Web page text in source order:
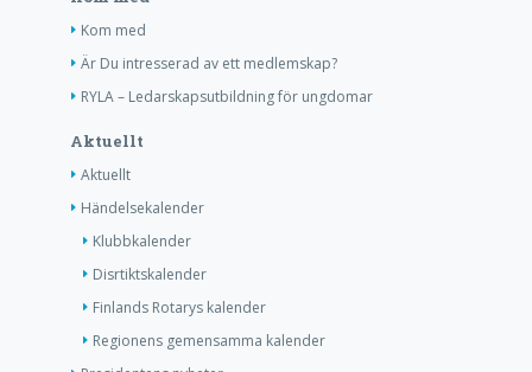
Kom med
Är Du intresserad av ett medlemskap?
RYLA – Ledarskapsutbildning för ungdomar
Aktuellt
Aktuellt
Händelsekalender
Klubbkalender
Disrtiktskalender
Finlands Rotarys kalender
Regionens gemensamma kalender